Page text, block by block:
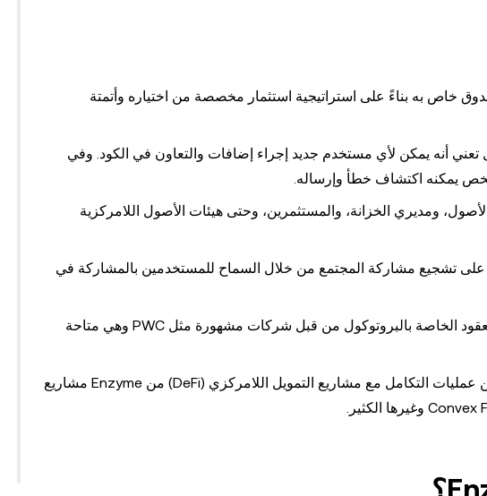
خاص به بناءً على استراتيجية استثمار مخصصة من اختياره وأتمتة
تعني أنه يمكن لأي مستخدم جديد إجراء إضافات والتعاون في الكود. وفي
ومديري الخزانة، والمستثمرين، وحتى هيئات الأصول اللامركزية
تشجيع مشاركة المجتمع من خلال السماح للمستخدمين بالمشاركة في
تتم مراجعة العقود الخاصة بالبروتوكول من قبل شركات مشهورة مثل PWC وهي متاحة
تتضمن عمليات التكامل مع مشاريع التمويل اللامركزي (DeFi) من Enzyme مشاريع